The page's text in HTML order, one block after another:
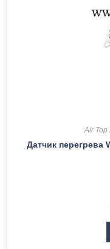
Air Top
Датчик перегрева